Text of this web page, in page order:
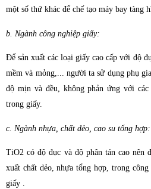
một số thứ khác để chế tạo máy bay tàng
b. Ngành công nghiệp giấy:
Để sản xuất các loại giấy cao cấp với độ
mềm và mỏng,... người ta sử dụng phụ
độ mịn và đều, không phản ứng với
trong giấy.
c. Ngành nhựa, chất dẻo, cao su tổng hợp:
TiO2 có độ đục và độ phân tán cao nên
xuất chất dẻo, nhựa tổng hợp, trong
giấy .